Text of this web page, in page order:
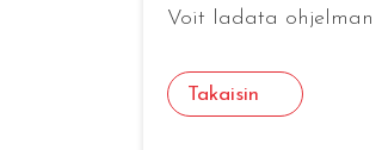
Voit ladata ohjelman
Takaisin